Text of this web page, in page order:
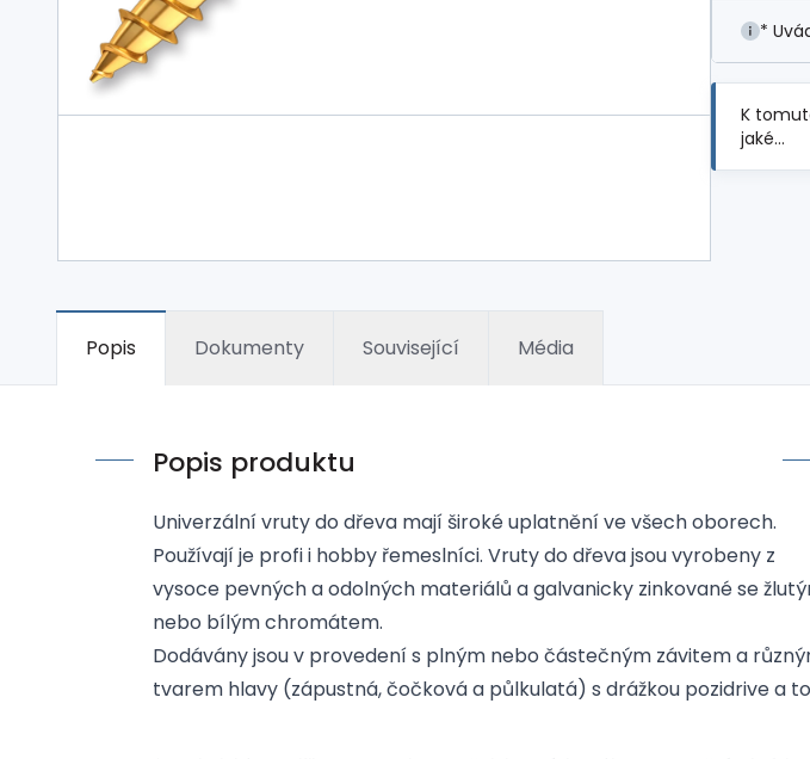
*
K
jaké…
Popis Dokumenty Související Média
Popis produktu
Univerzální vruty do dřeva mají široké uplatnění ve všech oborech.
Používají je profi i hobby řemeslníci. Vruty do dřeva jsou vyrobeny z
vysoce pevných a odolných materiálů a galvanicky zinkované se
nebo bílým chromátem.
Dodávány jsou v provedení s plným nebo částečným závitem a
tvarem hlavy (zápustná, čočková a půlkulatá) s drážkou pozidrive a